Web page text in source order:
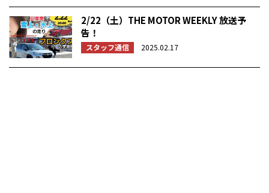
2/22（土）THE MOTOR WEEKLY 放送予
告！
スタッフ通信 2025.02.17